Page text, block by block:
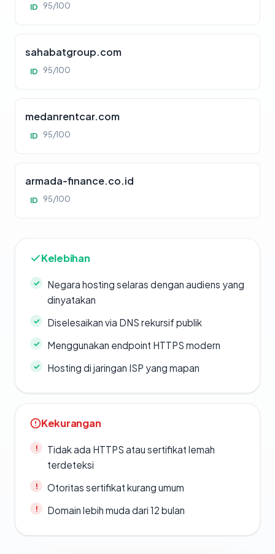
ID 95/100
sahabatgroup.com
ID 95/100
medanrentcar.com
ID 95/100
armada-finance.co.id
ID 95/100
Kelebihan
Negara hosting selaras dengan audiens yang
dinyatakan
Diselesaikan via DNS rekursif publik
Menggunakan endpoint HTTPS modern
Hosting di jaringan ISP yang mapan
Kekurangan
Tidak ada HTTPS atau sertifikat lemah
terdeteksi
Otoritas sertifikat kurang umum
Domain lebih muda dari 12 bulan